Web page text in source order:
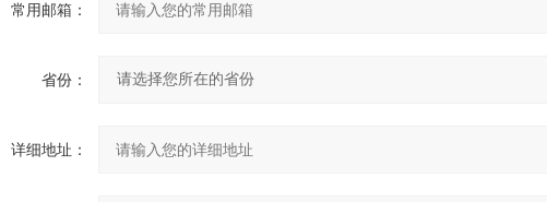
常用邮箱：
省份：
详细地址：